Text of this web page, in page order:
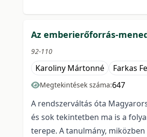
Az emberierőforrás-
92-110
Karoliny Mártonné Farkas
Megtekintések száma:647
A rendszerváltás óta
és sok tekintetben ma is a
terepe. A tanulmány,